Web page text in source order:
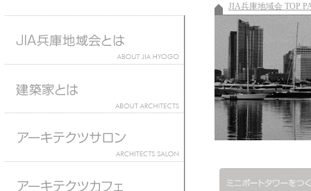
JIA兵庫地域会 TOP